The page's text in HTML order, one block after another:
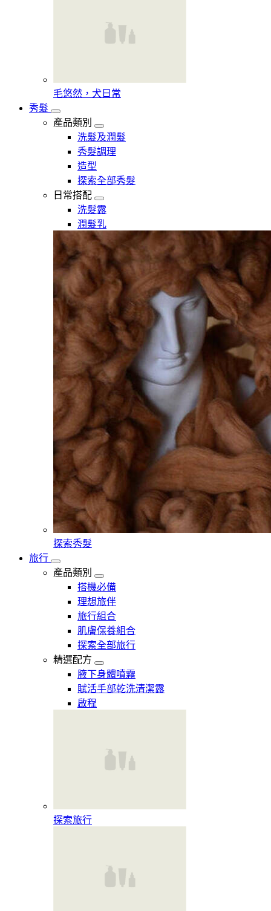
毛悠然，犬日常
秀髮
產品類別
洗髮及潤髮
秀髮調理
造型
探索全部秀髮
日常搭配
洗髮露
潤髮乳
探索秀髮
旅行
產品類別
搭機必備
理想旅伴
旅行組合
肌膚保養組合
探索全部旅行
精選配方
腋下身體噴霧
賦活手部乾洗清潔露
啟程
探索旅行